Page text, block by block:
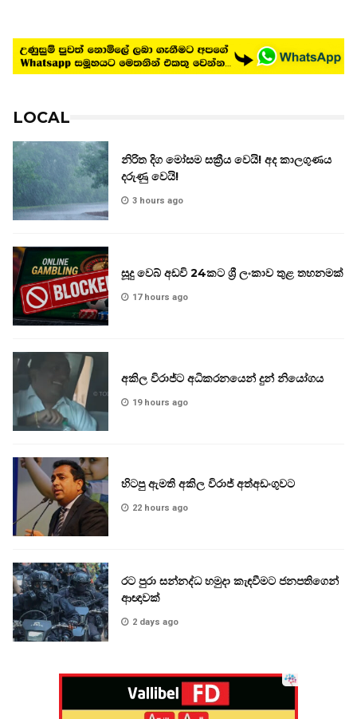
LOCAL
නිරිත දිග මෝසම සක්‍රීය වෙයි! අද කාලගුණය
දරුණු වෙයි!
3 hours ago
සූදු වෙබ් අඩවි 24කට ශ්‍රී ලංකාව තුළ තහනමක්
17 hours ago
අකිල විරාජ්ට අධිකරනයෙන් දුන් නියෝගය
19 hours ago
හිටපු ඇමති අකිල විරාජ් අත්අඩංගුවට
22 hours ago
රට පුරා සන්නද්ධ හමුදා කැඳවීමට ජනපතිගෙන්
ආඥාවක්
2 days ago